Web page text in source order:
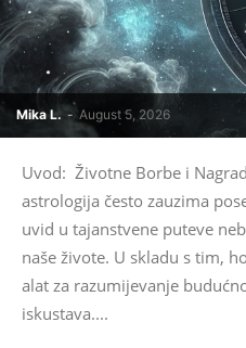
Mika L. - August 5, 2026
Uvod: Životne Borbe i
astrologija često zauzima
uvid u tajanstvene puteve
naše živote. U skladu s tim,
alat za razumijevanje
iskustava....